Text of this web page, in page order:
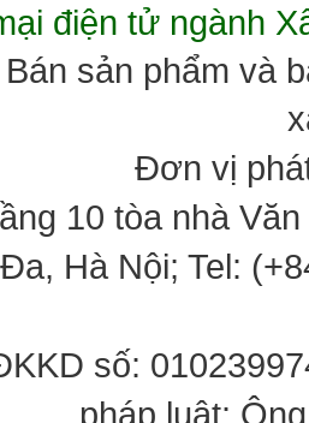
điện tử ngành
sản phẩm và
Đơn vị
10 tòa nhà
Hà Nội; Tel:
số:
pháp luật: